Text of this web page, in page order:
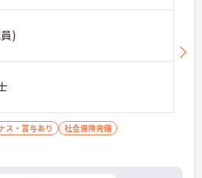
)
ス・賞与あり
社会保険完備